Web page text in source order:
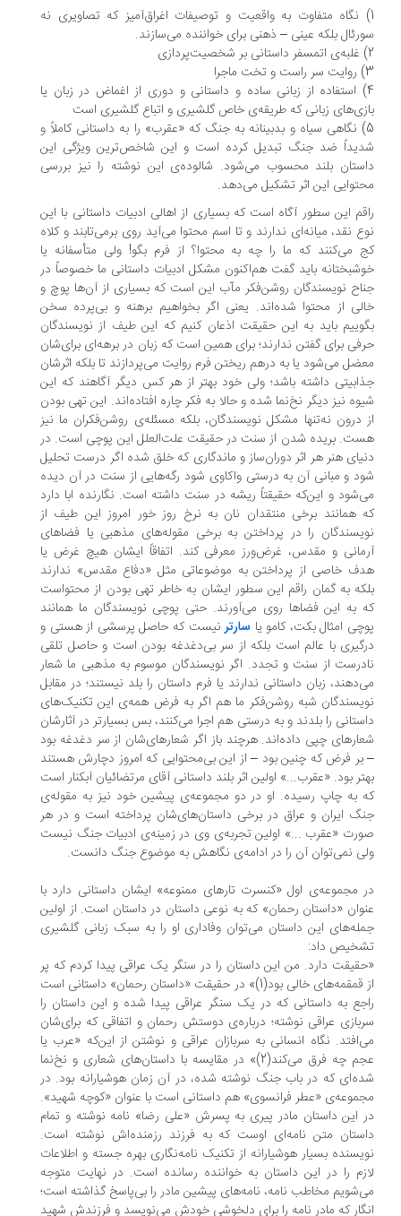
نگاه متفاوت به واقعیت و توصیفات اغراق‌آمیز که تصاویری نه
بلکه عینی – ذهنی برای خواننده می‌سازند.
4) استفاده از زبانی ساده و داستانی و دوری از اغماض در زبان یا
زبانی که طریقه‌ی خاص گلشیری و اتباع گلشیری است
5) نگاهی سیاه و بدبینانه به جنگ که «عقرب» را به داستانی کاملاً و
ضد جنگ تبدیل کرده است و این شاخص‌ترین ویژگی این
بلند محسوب می‌شود. شالوده‌ی این نوشته را نیز بررسی
این اثر تشکیل می‌دهد.
این سطور آگاه است که بسیاری از اهالی ادبیات داستانی با این
نقد، میانه‌ای ندارند و تا اسم محتوا می‌آید روی برمی‌تابند و کلاه
می‌کنند که ما را چه به محتوا؟ از فرم بگو! ولی متأسفانه یا
باید گفت هم‌اکنون مشکل ادبیات داستانی ما خصوصاً در
نویسندگان روشن‌فکر ‌مآب این است که بسیاری از آن‌ها پوچ و
از محتوا شده‌اند. یعنی اگر بخواهیم برهنه و بی‌پرده سخن
باید به این حقیقت اذعان کنیم که این طیف از نویسندگان
برای گفتن ندارند؛ برای همین است که زبان در برهه‌ای برای‌شان
می‌شود یا به درهم ریختن فرم روایت می‌پردازند تا بلکه اثرشان
داشته باشد؛ ولی خود بهتر از هر کس دیگر آگاهند که این
نیز دیگر نخ‌نما شده و حالا به فکر چاره افتاده‌اند. این تهی بودن
درون نه‌تنها مشکل نویسندگان، بلکه مسئله‌ی روشن‌فکران ما نیز
بریده شدن از سنت در حقیقت علت‌العلل این پوچی است. در
هنر هر اثر دوران‌ساز و ماندگاری که خلق شده اگر درست تحلیل
و مبانی آن به درستی واکاوی شود رگه‌هایی از سنت در آن دیده
و این‌که حقیقتاً ریشه در سنت داشته است. نگارنده ابا دارد
همانند برخی منتقدان نان‌ به‌ نرخ‌ روز خور امروز این طیف از
را در پرداختن به برخی مقوله‌های مذهبی یا فضاهای
و مقدس، غرض‌ورز معرفی کند. اتفاقاً ایشان هیچ غرض یا
خاصی از پرداختن به موضوعاتی مثل «دفاع مقدس» ندارند
به گمان راقم این سطور ایشان به خاطر تهی بودن از محتواست
به این فضاها روی می‌آورند. حتی پوچی نویسندگان ما همانند
امثال بکت، کامو یاسارترنیست که حاصل پرسشی از هستی و
با عالم است بلکه از سر بی‌دغدغه بودن است و حاصل تلقی
از سنت و تجدد. اگر نویسندگان موسوم به مذهبی ما شعار
زبان داستانی ندارند یا فرم داستان را بلد نیستند؛ در مقابل
شبه روشن‌فکر ما هم اگر به فرض همه‌ی این تکنیک‌های
را بلدند و به درستی هم اجرا می‌کنند، بس بسیارتر در آثارشان
چپی داده‌اند. هرچند باز اگر شعارهای‌شان از سر دغدغه بود
فرض که چنین بود – از این بی‌محتوایی که امروز دچارش هستند
بود. «عقرب...» اولین اثر بلند داستانی آقای مرتضائیان آبکنار است
به چاپ رسیده. او در دو مجموعه‌ی پیشین خود نیز به مقوله‌ی
ایران و عراق در برخی داستان‌های‌شان پرداخته‌ است و در هر
«عقرب ...» اولین تجربه‌ی وی در زمینه‌ی ادبیات جنگ نیست
نمی‌توان آن را در ادامه‌ی نگاهش به موضوع جنگ دانست.
مجموعه‌ی اول‌ «کنسرت تارهای ممنوعه» ایشان داستانی دارد با
«داستان رحمان» که به نوعی داستان در داستان است. از اولین
این داستان می‌توان وفاداری او را به سبک زبانی گلشیری
داد:
دارد. من این داستان را در سنگر یک عراقی پیدا کردم که پر
از قمقمه‌های خالی بود(1)» در حقیقت «داستان رحمان» داستانی است
به داستانی که در یک سنگر عراقی پیدا شده و این داستان را
عراقی نوشته؛ درباره‌ی دوستش رحمان و اتفاقی که برای‌شان
نگاه انسانی به سربازان عراقی و نوشتن از این‌که «عرب یا
عجم چه فرق می‌کند(2)» در مقایسه‌ با داستان‌های شعاری و نخ‌نما
که در باب جنگ نوشته شده، در آن زمان هوشیارانه بود. در
«عطر فرانسوی» هم داستانی است با عنوان «کوچه شهید».
این داستان مادر پیری به پسرش «علی رضا» نامه نوشته و تمام
متن نامه‌ای اوست که به فرزند رزمنده‌اش نوشته است.
بسیار هوشیارانه از تکنیک نامه‌نگاری بهره جسته و اطلاعات
را در این داستان به خواننده رسانده است. در نهایت متوجه
مخاطب نامه، نامه‌های پیشین مادر را بی‌پاسخ گذاشته است؛
که مادر نامه را برای دلخوشی خودش می‌نویسد و فرزندش شهید